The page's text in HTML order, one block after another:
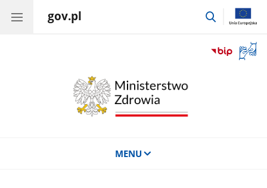
gov.pl
przejdź
okno
MENU